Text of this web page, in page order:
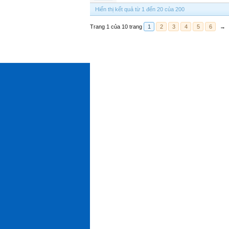
Hiển thị kết quả từ 1 đến 20 của 200
Trang 1 của 10 trang 1 2 3 4 5 6 →